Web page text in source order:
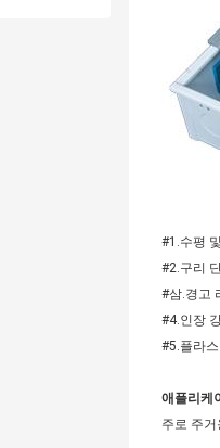
#1.수평
#2.구리
#삼.경고
#4.인장
#5.플라
애플리케
주로 주